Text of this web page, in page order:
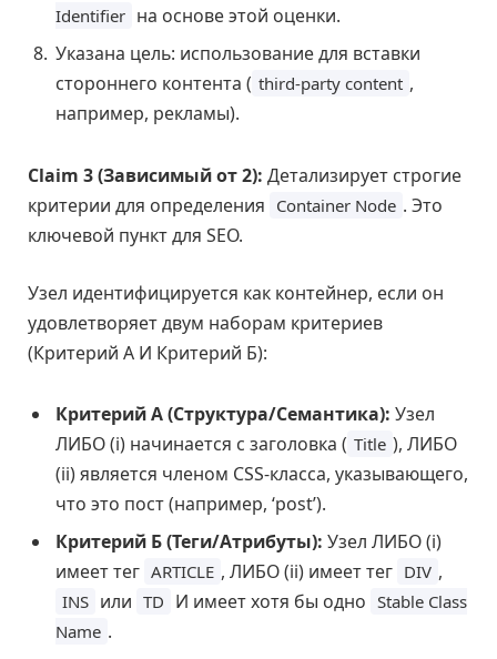
Identifier на основе этой оценки.
Указана цель: использование для вставки
стороннего контента ( third-party content ,
например, рекламы).
Claim 3 (Зависимый от 2): Детализирует строгие
критерии для определения Container Node . Это
ключевой пункт для SEO.
Узел идентифицируется как контейнер, если он
удовлетворяет двум наборам критериев
(Критерий А И Критерий Б):
Критерий А (Структура/Семантика): Узел
ЛИБО (i) начинается с заголовка ( Title ), ЛИБО
(ii) является членом CSS-класса, указывающего,
что это пост (например, ‘post’).
Критерий Б (Теги/Атрибуты): Узел ЛИБО (i)
имеет тег ARTICLE , ЛИБО (ii) имеет тег DIV ,
INS или TD И имеет хотя бы одно Stable Class
Name .